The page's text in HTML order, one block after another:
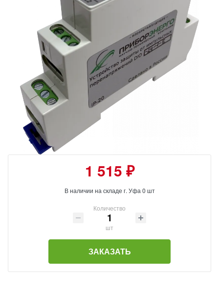
1 515 ₽
В наличии на складе г. Уфа 0 шт
Количество
шт
ЗАКАЗАТЬ